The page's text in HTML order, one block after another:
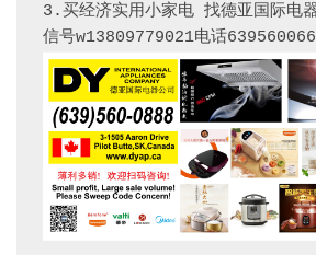
3.买经济实用小家电 找德亚国际电